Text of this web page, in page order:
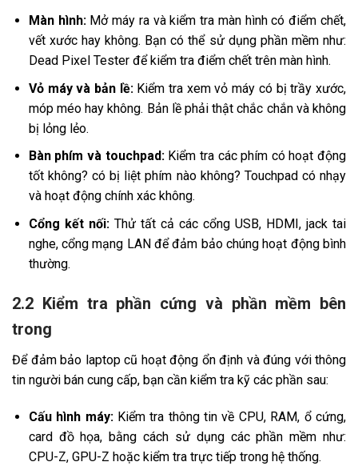
Màn hình:Mở máy ra và kiểm tra màn hình có điểm chết,
vết xước hay không. Bạn có thể sử dụng phần mềm như:
Dead Pixel Tester để kiểm tra điểm chết trên màn hình.
Vỏ máy và bản lề:Kiểm tra xem vỏ máy có bị trầy xước,
móp méo hay không. Bản lề phải thật chắc chắn và không
bị lỏng lẻo.
Bàn phím và touchpad:Kiểm tra các phím có hoạt động
tốt không? có bị liệt phím nào không? Touchpad có nhạy
và hoạt động chính xác không.
Cổng kết nối:Thử tất cả các cổng USB, HDMI, jack tai
nghe, cổng mạng LAN để đảm bảo chúng hoạt động bình
thường.
2.2 Kiểm tra phần cứng và phần mềm bên
trong
Để đảm bảo laptop cũ hoạt động ổn định và đúng với thông
tin người bán cung cấp, bạn cần kiểm tra kỹ các phần sau:
Cấu hình máy:Kiểm tra thông tin về CPU, RAM, ổ cứng,
card đồ họa, bằng cách sử dụng các phần mềm như:
CPU-Z, GPU-Z hoặc kiểm tra trực tiếp trong hệ thống.